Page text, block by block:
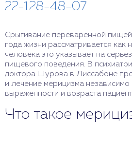
22-128-48-07
Срыгивание переваренной
года жизни рассматривается как
человека это указывает на
пищевого поведения. В
доктора Шурова в Лиссабоне
и лечение мерицизма независимо
выраженности и возраста
Что такое